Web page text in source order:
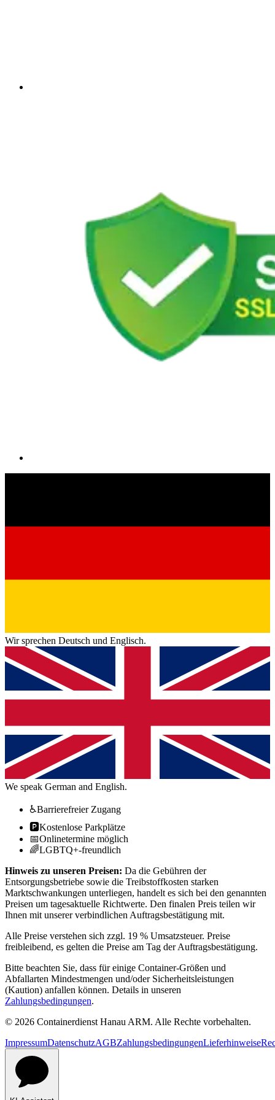
Wir sprechen Deutsch und Englisch.
We speak German and English.
♿Barrierefreier Zugang
🅿️Kostenlose Parkplätze
📅Onlinetermine möglich
🌈LGBTQ+-freundlich
Hinweis zu unseren Preisen: Da die Gebühren der
Entsorgungsbetriebe sowie die Treibstoffkosten starken
Marktschwankungen unterliegen, handelt es sich bei den genannten
Preisen um tagesaktuelle Richtwerte. Den finalen Preis teilen wir
Ihnen mit unserer verbindlichen Auftragsbestätigung mit.
Alle Preise verstehen sich zzgl. 19 % Umsatzsteuer. Preise
freibleibend, es gelten die Preise am Tag der Auftragsbestätigung.
Bitte beachten Sie, dass für einige Container-Größen und
Abfallarten Mindestmengen und/oder Sicherheitsleistungen
(Kaution) anfallen können. Details in unseren
Zahlungsbedingungen.
© 2026 Containerdienst Hanau ARM. Alle Rechte vorbehalten.
ImpressumDatenschutzAGBZahlungsbedingungenLieferhinweise